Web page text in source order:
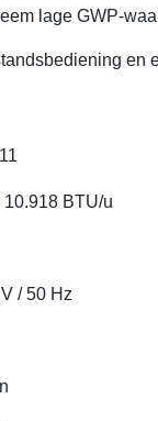
lage GWP-
en
10.918 BTU/u
/ 50 Hz